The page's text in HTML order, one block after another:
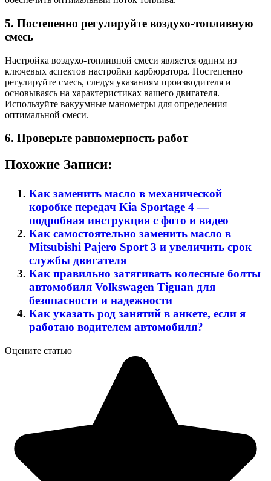
5. Постепенно регулируйте воздухо-топливную
смесь
Настройка воздухо-топливной смеси является одним из
ключевых аспектов настройки карбюратора. Постепенно
регулируйте смесь, следуя указаниям производителя и
основываясь на характеристиках вашего двигателя.
Используйте вакуумные манометры для определения
оптимальной смеси.
6. Проверьте равномерность работ
Похожие Записи:
Как заменить масло в механической
коробке передач Kia Sportage 4 —
подробная инструкция с фото и видео
Как самостоятельно заменить масло в
Mitsubishi Pajero Sport 3 и увеличить срок
службы двигателя
Как правильно затягивать колесные болты
автомобиля Volkswagen Tiguan для
безопасности и надежности
Как указать род занятий в анкете, если я
работаю водителем автомобиля?
Оцените статью